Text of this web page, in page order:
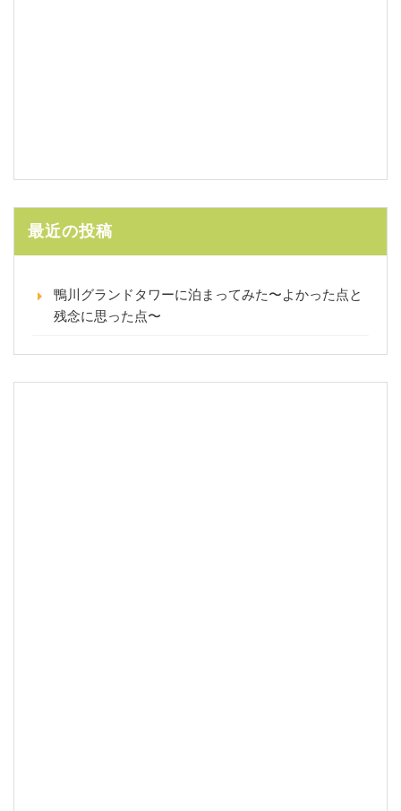
最近の投稿
鴨川グランドタワーに泊まってみた〜よかった点と
残念に思った点〜